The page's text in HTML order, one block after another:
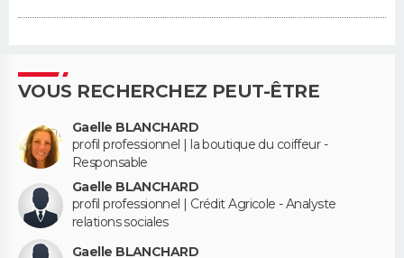
VOUS RECHERCHEZ PEUT-ÊTRE
Gaelle BLANCHARD
profil professionnel | la boutique du coiffeur -
Responsable
Gaelle BLANCHARD
profil professionnel | Crédit Agricole - Analyste
relations sociales
Gaelle BLANCHARD